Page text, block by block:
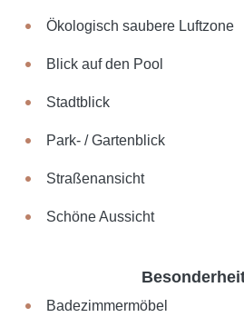
Ökologisch saubere Luftzone
Blick auf den Pool
Stadtblick
Park- / Gartenblick
Straßenansicht
Schöne Aussicht
Badezimmermöbel